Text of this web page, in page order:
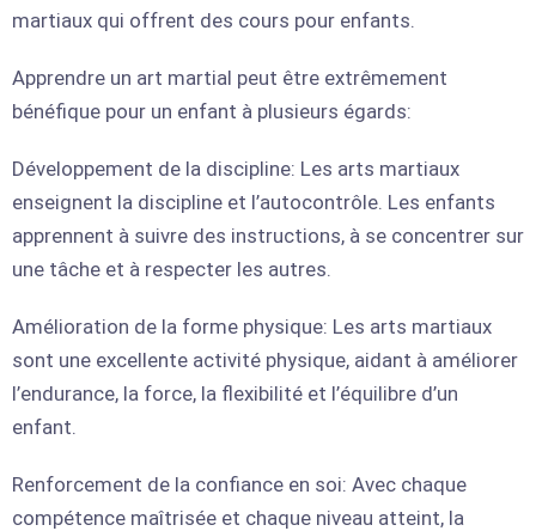
martiaux qui offrent des cours pour enfants.
Apprendre un art martial peut être extrêmement
bénéfique pour un enfant à plusieurs égards:
Développement de la discipline: Les arts martiaux
enseignent la discipline et l’autocontrôle. Les enfants
apprennent à suivre des instructions, à se concentrer sur
une tâche et à respecter les autres.
Amélioration de la forme physique: Les arts martiaux
sont une excellente activité physique, aidant à améliorer
l’endurance, la force, la flexibilité et l’équilibre d’un
enfant.
Renforcement de la confiance en soi: Avec chaque
compétence maîtrisée et chaque niveau atteint, la